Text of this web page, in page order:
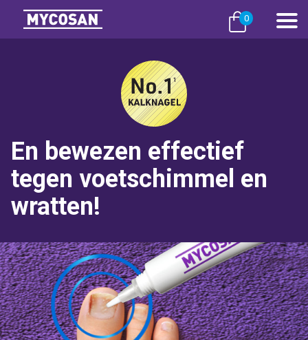
En bewezen effectief
tegen voetschimmel en
wratten!
0